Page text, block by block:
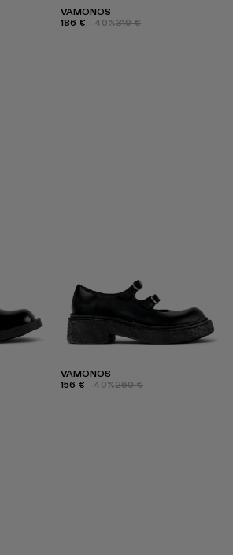
VAMONOS
186 € -40%310 €
VAMONOS
156 € -40%260 €